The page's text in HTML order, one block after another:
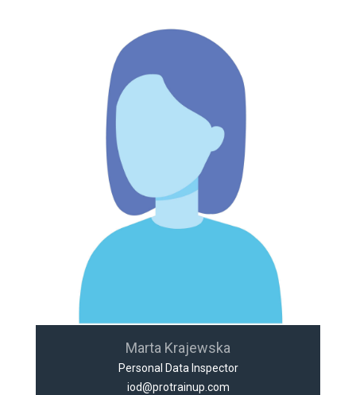
Marta Krajewska
Personal Data Inspector
iod@protrainup.com